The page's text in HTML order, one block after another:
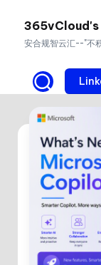
365vCloud's
安合规智云汇--"不